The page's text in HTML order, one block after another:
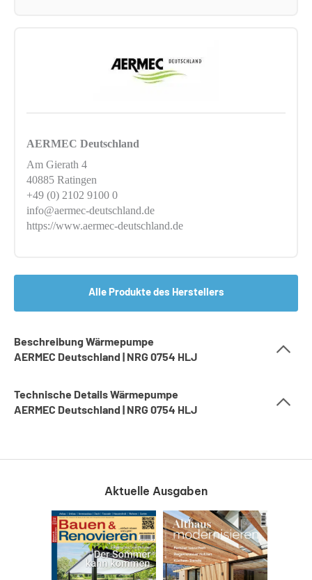
AERMEC Deutschland
Am Gierath 4
40885 Ratingen
+49 (0) 2102 9100 0
info@aermec-deutschland.de
https://www.aermec-deutschland.de
Alle Produkte des Herstellers
Beschreibung Wärmepumpe
AERMEC Deutschland | NRG 0754 HLJ
Technische Details Wärmepumpe
AERMEC Deutschland | NRG 0754 HLJ
Aktuelle Ausgaben